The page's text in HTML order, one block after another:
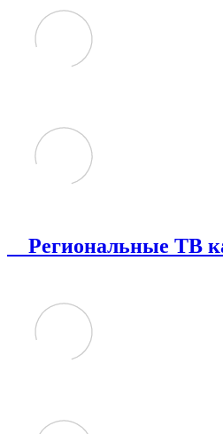
Региональные ТВ